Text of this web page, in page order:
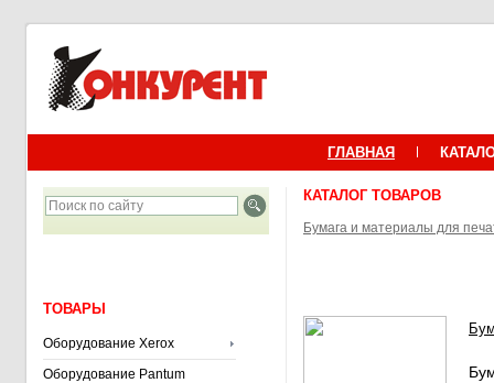
ГЛАВНАЯ
ТОВАРЫ
Оборудование Xerox
Оборудование Pantum
КАТАЛОГ ТОВАРОВ
Бумага и материалы для